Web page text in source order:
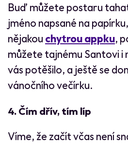
Buď můžete postaru
jméno napsané na
nějakou chytrou appku,
můžete tajnému Santovi i
vás potěšilo, a ještě se
vánočního večírku.
4. Čím dřív, tím líp
Víme, že začít včas není